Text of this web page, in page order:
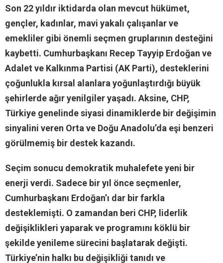
Son 22 yıldır iktidarda olan mevcut hükümet,
gençler, kadınlar, mavi yakalı çalışanlar ve
emekliler gibi önemli seçmen gruplarının desteğini
kaybetti. Cumhurbaşkanı Recep Tayyip Erdoğan ve
Adalet ve Kalkınma Partisi (AK Parti), desteklerini
çoğunlukla kırsal alanlara yoğunlaştırdığı büyük
şehirlerde ağır yenilgiler yaşadı. Aksine, CHP,
Türkiye genelinde siyasi dinamiklerde bir değişimin
sinyalini veren Orta ve Doğu Anadolu’da eşi benzeri
görülmemiş bir destek kazandı.
Seçim sonucu demokratik muhalefete yeni bir
enerji verdi. Sadece bir yıl önce seçmenler,
Cumhurbaşkanı Erdoğan’ı dar bir farkla
desteklemişti. O zamandan beri CHP, liderlik
değişiklikleri yaparak ve programını köklü bir
şekilde yenileme sürecini başlatarak değişti.
Türkiye’nin halkı bu değişikliği tanıdı ve